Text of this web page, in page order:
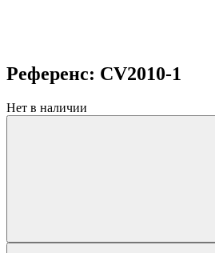
Референс: CV2010-1
Нет в наличии